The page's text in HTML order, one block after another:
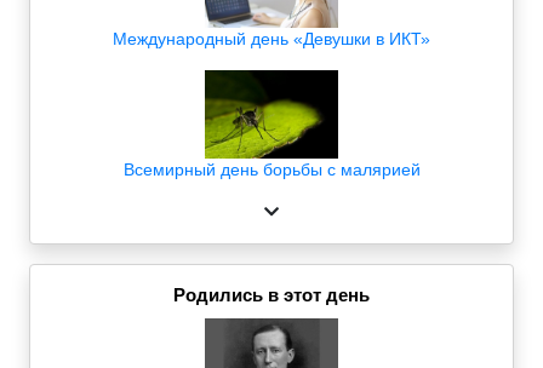
Международный день «Девушки в ИКТ»
Всемирный день борьбы с малярией
Родились в этот день